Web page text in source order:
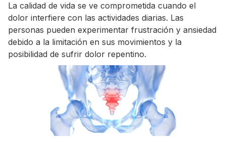
La calidad de vida se ve comprometida cuando el
dolor interfiere con las actividades diarias. Las
personas pueden experimentar frustración y ansiedad
debido a la limitación en sus movimientos y la
posibilidad de sufrir dolor repentino.